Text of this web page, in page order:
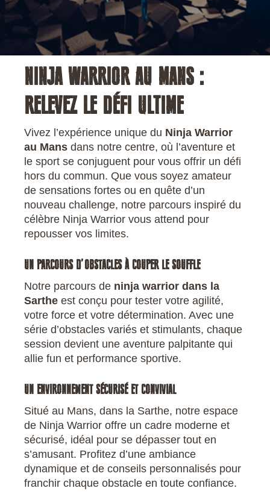
NINJA WARRIOR AU MANS :
RELEVEZ LE DÉFI ULTIME
Vivez l’expérience unique du Ninja Warrior
au Mans dans notre centre, où l’aventure et
le sport se conjuguent pour vous offrir un défi
hors du commun. Que vous soyez amateur
de sensations fortes ou en quête d’un
nouveau challenge, notre parcours inspiré du
célèbre Ninja Warrior vous attend pour
repousser vos limites.
UN PARCOURS D’OBSTACLES À COUPER LE SOUFFLE
Notre parcours de ninja warrior dans la
Sarthe est conçu pour tester votre agilité,
votre force et votre détermination. Avec une
série d’obstacles variés et stimulants, chaque
session devient une aventure palpitante qui
allie fun et performance sportive.
UN ENVIRONNEMENT SÉCURISÉ ET CONVIVIAL
Situé au Mans, dans la Sarthe, notre espace
de Ninja Warrior offre un cadre moderne et
sécurisé, idéal pour se dépasser tout en
s’amusant. Profitez d’une ambiance
dynamique et de conseils personnalisés pour
franchir chaque obstacle en toute confiance.